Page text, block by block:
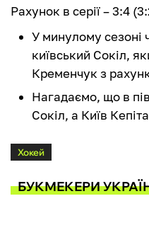
Рахунок в серії – 3:4
У минулому сезоні
київський Сокіл,
Кременчук з
Нагадаємо, що в
Сокіл, а Київ
Хокей
БУКМЕКЕРИ